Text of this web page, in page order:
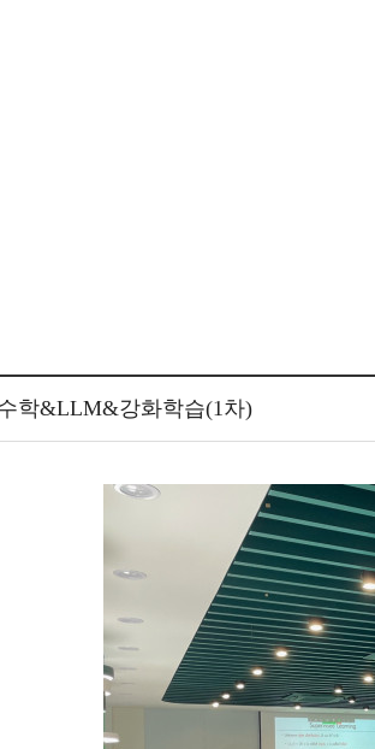
학&LLM&강화학습(1차)